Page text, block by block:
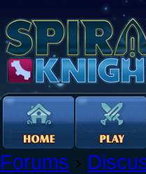
Forums ›